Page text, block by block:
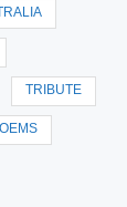
TRIBUTE